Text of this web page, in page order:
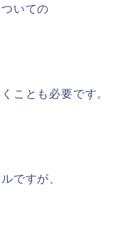
いての
ことも必要です。
ですが、